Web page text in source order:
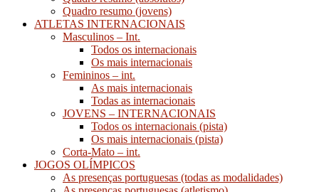
Quadro resumo (jovens)
ATLETAS INTERNACIONAIS
Masculinos – Int.
Todos os internacionais
Os mais internacionais
Femininos – int.
As mais internacionais
Todas as internacionais
JOVENS – INTERNACIONAIS
Todos os internacionais (pista)
Os mais internacionais (pista)
Corta-Mato – int.
JOGOS OLÍMPICOS
As presenças portuguesas (todas as modalidades)